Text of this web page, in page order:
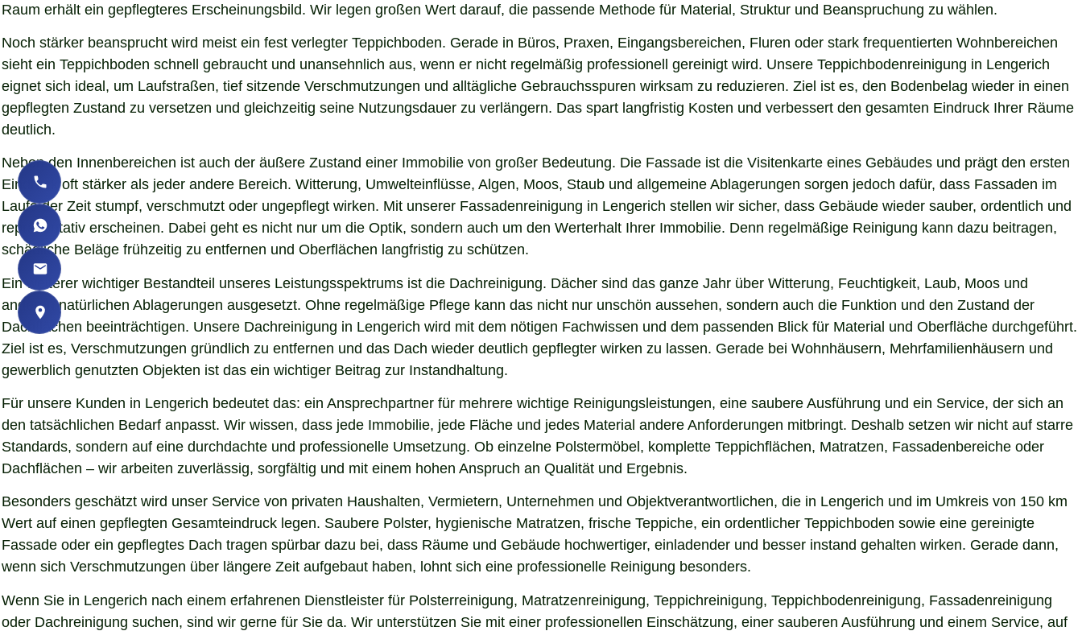
Raum erhält ein gepflegteres Erscheinungsbild. Wir legen großen Wert darauf, die passende Methode für Material, Struktur und Beanspruchung zu wählen.
Noch stärker beansprucht wird meist ein fest verlegter Teppichboden. Gerade in Büros, Praxen, Eingangsbereichen, Fluren oder stark frequentierten Wohnbereichen
sieht ein Teppichboden schnell gebraucht und unansehnlich aus, wenn er nicht regelmäßig professionell gereinigt wird. Unsere Teppichbodenreinigung in Lengerich
eignet sich ideal, um Laufstraßen, tief sitzende Verschmutzungen und alltägliche Gebrauchsspuren wirksam zu reduzieren. Ziel ist es, den Bodenbelag wieder in einen
gepflegten Zustand zu versetzen und gleichzeitig seine Nutzungsdauer zu verlängern. Das spart langfristig Kosten und verbessert den gesamten Eindruck Ihrer Räume
deutlich.
Neben den Innenbereichen ist auch der äußere Zustand einer Immobilie von großer Bedeutung. Die Fassade ist die Visitenkarte eines Gebäudes und prägt den ersten
Eindruck oft stärker als jeder andere Bereich. Witterung, Umwelteinflüsse, Algen, Moos, Staub und allgemeine Ablagerungen sorgen jedoch dafür, dass Fassaden im
Laufe der Zeit stumpf, verschmutzt oder ungepflegt wirken. Mit unserer Fassadenreinigung in Lengerich stellen wir sicher, dass Gebäude wieder sauber, ordentlich und
repräsentativ erscheinen. Dabei geht es nicht nur um die Optik, sondern auch um den Werterhalt Ihrer Immobilie. Denn regelmäßige Reinigung kann dazu beitragen,
schädliche Beläge frühzeitig zu entfernen und Oberflächen langfristig zu schützen.
Ein weiterer wichtiger Bestandteil unseres Leistungsspektrums ist die Dachreinigung. Dächer sind das ganze Jahr über Witterung, Feuchtigkeit, Laub, Moos und
anderen natürlichen Ablagerungen ausgesetzt. Ohne regelmäßige Pflege kann das nicht nur unschön aussehen, sondern auch die Funktion und den Zustand der
Dachflächen beeinträchtigen. Unsere Dachreinigung in Lengerich wird mit dem nötigen Fachwissen und dem passenden Blick für Material und Oberfläche durchgeführt.
Ziel ist es, Verschmutzungen gründlich zu entfernen und das Dach wieder deutlich gepflegter wirken zu lassen. Gerade bei Wohnhäusern, Mehrfamilienhäusern und
gewerblich genutzten Objekten ist das ein wichtiger Beitrag zur Instandhaltung.
Für unsere Kunden in Lengerich bedeutet das: ein Ansprechpartner für mehrere wichtige Reinigungsleistungen, eine saubere Ausführung und ein Service, der sich an
den tatsächlichen Bedarf anpasst. Wir wissen, dass jede Immobilie, jede Fläche und jedes Material andere Anforderungen mitbringt. Deshalb setzen wir nicht auf starre
Standards, sondern auf eine durchdachte und professionelle Umsetzung. Ob einzelne Polstermöbel, komplette Teppichflächen, Matratzen, Fassadenbereiche oder
Dachflächen – wir arbeiten zuverlässig, sorgfältig und mit einem hohen Anspruch an Qualität und Ergebnis.
Besonders geschätzt wird unser Service von privaten Haushalten, Vermietern, Unternehmen und Objektverantwortlichen, die in Lengerich und im Umkreis von 150 km
Wert auf einen gepflegten Gesamteindruck legen. Saubere Polster, hygienische Matratzen, frische Teppiche, ein ordentlicher Teppichboden sowie eine gereinigte
Fassade oder ein gepflegtes Dach tragen spürbar dazu bei, dass Räume und Gebäude hochwertiger, einladender und besser instand gehalten wirken. Gerade dann,
wenn sich Verschmutzungen über längere Zeit aufgebaut haben, lohnt sich eine professionelle Reinigung besonders.
Wenn Sie in Lengerich nach einem erfahrenen Dienstleister für Polsterreinigung, Matratzenreinigung, Teppichreinigung, Teppichbodenreinigung, Fassadenreinigung
oder Dachreinigung suchen, sind wir gerne für Sie da. Wir unterstützen Sie mit einer professionellen Einschätzung, einer sauberen Ausführung und einem Service, auf